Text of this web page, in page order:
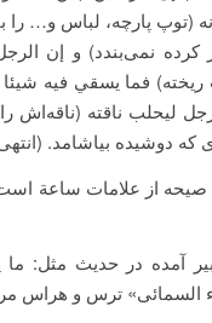
(توپ پارچه، لباس و… را
کرده نمی‌بندد) و إن
فما يسقي فيه شيئا
ليحلب ناقته (ناقه‌اش
دوشیده بیاشامد.
از علامات ساعة است
آمده در حدیث مثل:
السمائی» ترس و هراس